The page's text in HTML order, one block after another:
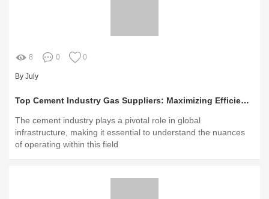
8 0 0
By July
Top Cement Industry Gas Suppliers: Maximizing Efficiency and Sustainability
The cement industry plays a pivotal role in global
infrastructure, making it essential to understand the nuances
of operating within this field